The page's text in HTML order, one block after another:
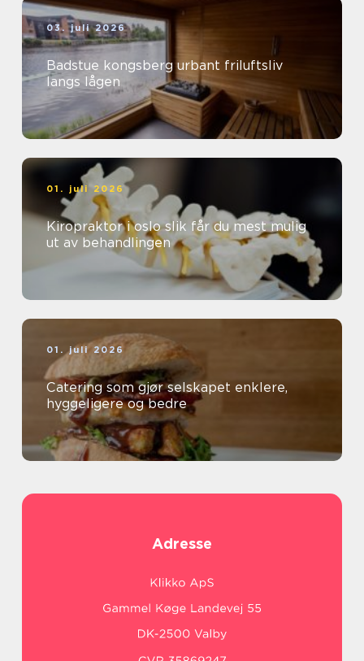
03. juli 2026
Badstue kongsberg urbant friluftsliv
langs lågen
01. juli 2026
Kiropraktor i oslo slik får du mest mulig
ut av behandlingen
01. juli 2026
Catering som gjør selskapet enklere,
hyggeligere og bedre
Adresse